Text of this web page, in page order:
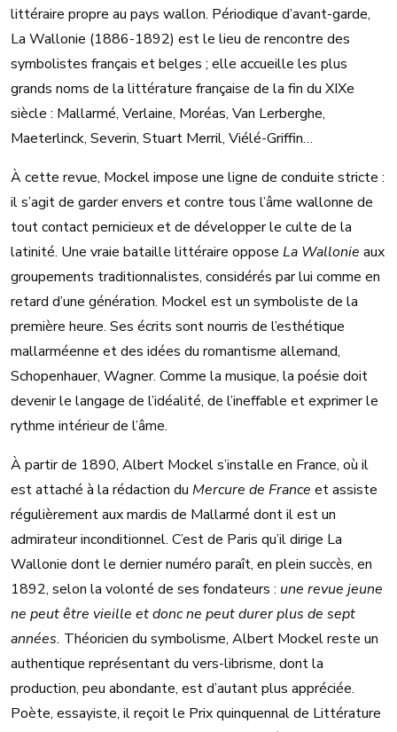
littéraire propre au pays wallon. Périodique d’avant-garde,
La Wallonie (1886-1892) est le lieu de rencontre des
symbolistes français et belges ; elle accueille les plus
grands noms de la littérature française de la fin du XIXe
siècle : Mallarmé, Verlaine, Moréas, Van Lerberghe,
Maeterlinck, Severin, Stuart Merril, Viélé-Griffin…
À cette revue, Mockel impose une ligne de conduite stricte :
il s’agit de garder envers et contre tous l’âme wallonne de
tout contact pernicieux et de développer le culte de la
latinité. Une vraie bataille littéraire oppose La Wallonie aux
groupements traditionnalistes, considérés par lui comme en
retard d’une génération. Mockel est un symboliste de la
première heure. Ses écrits sont nourris de l’esthétique
mallarméenne et des idées du romantisme allemand,
Schopenhauer, Wagner. Comme la musique, la poésie doit
devenir le langage de l’idéalité, de l’ineffable et exprimer le
rythme intérieur de l’âme.
À partir de 1890, Albert Mockel s’installe en France, où il
est attaché à la rédaction du Mercure de France et assiste
régulièrement aux mardis de Mallarmé dont il est un
admirateur inconditionnel. C’est de Paris qu’il dirige La
Wallonie dont le dernier numéro paraît, en plein succès, en
1892, selon la volonté de ses fondateurs : une revue jeune
ne peut être vieille et donc ne peut durer plus de sept
années. Théoricien du symbolisme, Albert Mockel reste un
authentique représentant du vers-librisme, dont la
production, peu abondante, est d’autant plus appréciée.
Poète, essayiste, il reçoit le Prix quinquennal de Littérature